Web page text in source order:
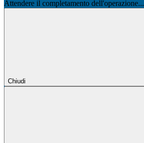
Attendere il completamento dell'operazione...
Chiudi